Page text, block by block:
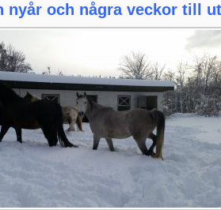
nyår och några veckor till